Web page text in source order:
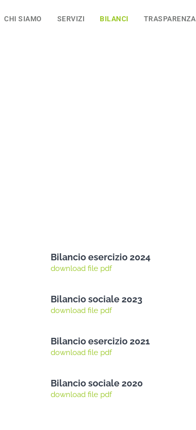
CHI SIAMO SERVIZI BILANCI TRASPARENZA
Bilancio esercizio 2024
download file pdf
Bilancio sociale 2023
download file pdf
Bilancio esercizio 2021
download file pdf
Bilancio sociale 2020
download file pdf